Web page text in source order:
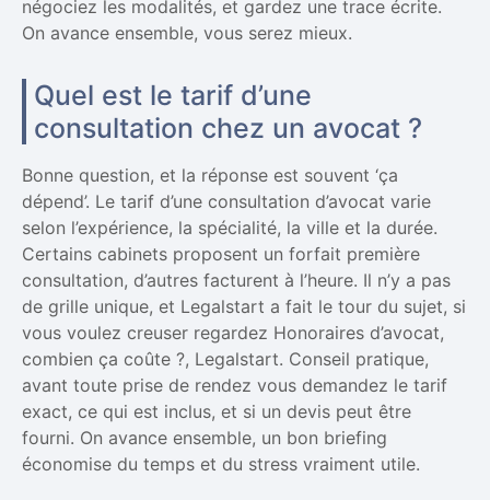
négociez les modalités, et gardez une trace écrite.
On avance ensemble, vous serez mieux.
Quel est le tarif d’une
consultation chez un avocat ?
Bonne question, et la réponse est souvent ‘ça
dépend’. Le tarif d’une consultation d’avocat varie
selon l’expérience, la spécialité, la ville et la durée.
Certains cabinets proposent un forfait première
consultation, d’autres facturent à l’heure. Il n’y a pas
de grille unique, et Legalstart a fait le tour du sujet, si
vous voulez creuser regardez Honoraires d’avocat,
combien ça coûte ?, Legalstart. Conseil pratique,
avant toute prise de rendez vous demandez le tarif
exact, ce qui est inclus, et si un devis peut être
fourni. On avance ensemble, un bon briefing
économise du temps et du stress vraiment utile.